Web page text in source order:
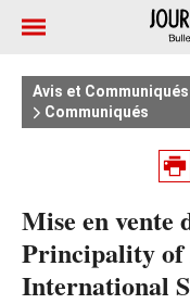
Avis et Communiqués
Communiqués
Mise en vente
Principality of
International